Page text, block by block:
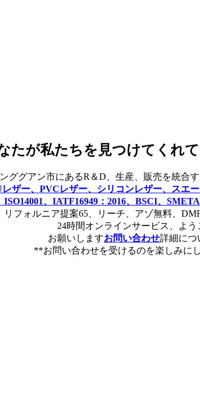
たが私たちを見つけてくれ
ググアン市にあるR＆D、生産、販売を統合
ザー、PVCレザー、シリコンレザー、スエ
ISO14001、IATF16949：2016、BSCI、
リフォルニア提案65、リーチ、アゾ無料、
24時間オンラインサービス、よう
お願いしますお問い合わせ詳細につ
**お問い合わせを受けるのを楽しみに